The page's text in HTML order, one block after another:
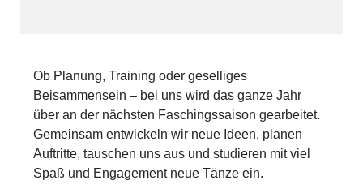
Ob Planung, Training oder geselliges
Beisammensein – bei uns wird das ganze Jahr
über an der nächsten Faschingssaison gearbeitet.
Gemeinsam entwickeln wir neue Ideen, planen
Auftritte, tauschen uns aus und studieren mit viel
Spaß und Engagement neue Tänze ein.